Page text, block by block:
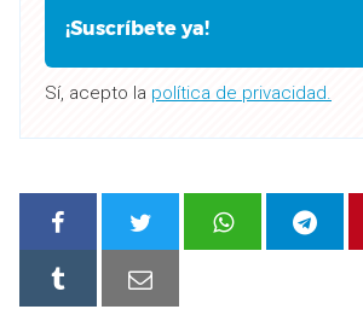
¡Suscríbete ya!
Sí, acepto la política de privacidad.